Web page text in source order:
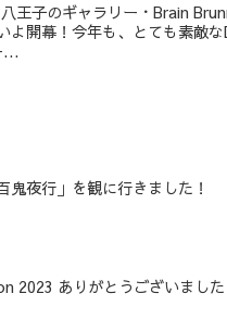
王子のギャラリー・Brain
よ開幕！今年も、とても素敵
...
夜行」を観に行きました！
2023 ありがとうございました